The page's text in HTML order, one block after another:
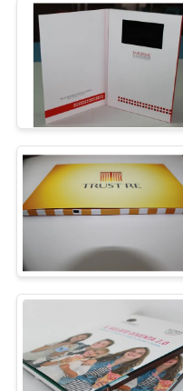
แผนผัง
เว็บไซต์
PRIVACY
POLICY
วิดีโอใน
บัตรธุรกิ